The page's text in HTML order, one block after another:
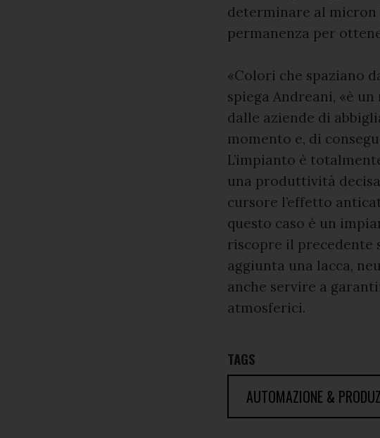
determinare al
permanenza per
«Colori che spaziano
spiega Andreani, «è
dalle aziende di
momento e, di
L’impianto è
una produttività
cursore l’effetto
questo caso è un
riscopre il precedente
aggiunta una lacca,
anche servire a
atmosferici.
TAGS
AUTOMAZIONE &